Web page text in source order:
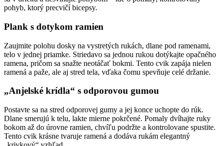
pohyb, ktorý precvičí bicepsy.
Plank s dotykom ramien
Zaujmite polohu dosky na vystretých rukách, dlane pod ramenami,
telo v jednej priamke. Striedavo sa jednou rukou dotýkajte opačného
ramena, pričom sa snažte neotáčať bokmi. Tento cvik zapája nielen
ramená a paže, ale aj stred tela, vďaka čomu spevňuje celé držanie.
„Anjelské krídla“ s odporovou gumou
Postavte sa na stred odporovej gumy a jej konce uchopte do rúk.
Dlane smerujú k telu, lakte mierne pokrčené. Pomaly dvíhajte ruky
bokom až do úrovne ramien, chvíľu podržte a kontrolovane spustite.
Tento cvik krásne tvaruje ramená a dodáva rukám elegantný